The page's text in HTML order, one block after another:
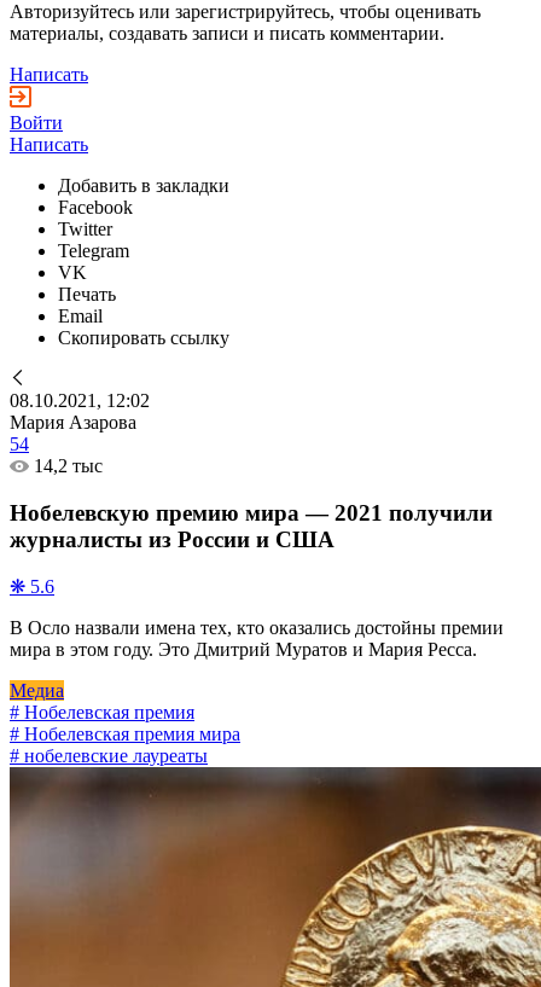
Авторизуйтесь или зарегистрируйтесь, чтобы оценивать
материалы, создавать записи и писать комментарии.
Написать
Войти
Написать
Добавить в закладки
Facebook
Twitter
Telegram
VK
Печать
Email
Скопировать ссылку
08.10.2021, 12:02
Мария Азарова
54
14,2 тыс
Нобелевскую премию мира — 2021 получили
журналисты из России и США
❋ 5.6
В Осло назвали имена тех, кто оказались достойны премии
мира в этом году. Это Дмитрий Муратов и Мария Ресса.
Медиа
# Нобелевская премия
# Нобелевская премия мира
# нобелевские лауреаты